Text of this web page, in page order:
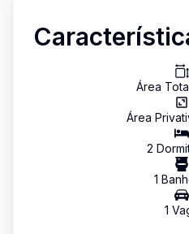
Área
Área
2
1
1